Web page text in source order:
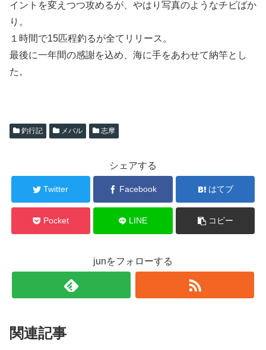
イントを変えつつ攻めるが、やはり写真のようなチビばか
り。
１時間で15匹程釣るが全てリリース。
最後に一年間の感謝を込め、海に手をあわせて納竿とし
た。
釣行記 メバル 志摩
シェアする
Twitter Facebook はてブ
Pocket LINE コピー
junをフォローする
関連記事